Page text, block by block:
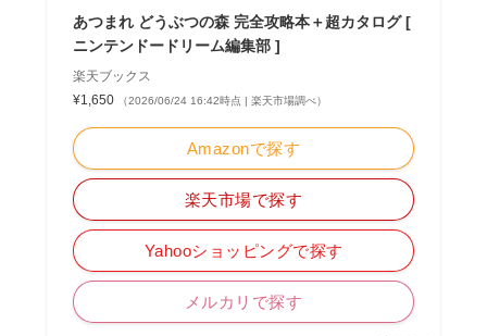
あつまれ どうぶつの森 完全攻略本＋超カタログ [
ニンテンドードリーム編集部 ]
楽天ブックス
¥1,650
（2026/06/24 16:42時点 | 楽天市場調べ）
Amazonで探す
楽天市場で探す
Yahooショッピングで探す
メルカリで探す